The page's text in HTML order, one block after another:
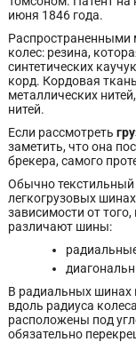
июня 1846 года.
Распространенными
колес: резина,
синтетических
корд. Кордовая
металлических
нитей.
Если рассмотреть
заметить, что она
брекера, самого
Обычно
легкогрузовых
зависимости от
различают шины:
В радиальных шинах
вдоль радиуса
расположены под
обязательно